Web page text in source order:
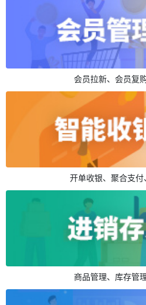
会员拉新、会员复
开单收银、聚合支
商品管理、库存管